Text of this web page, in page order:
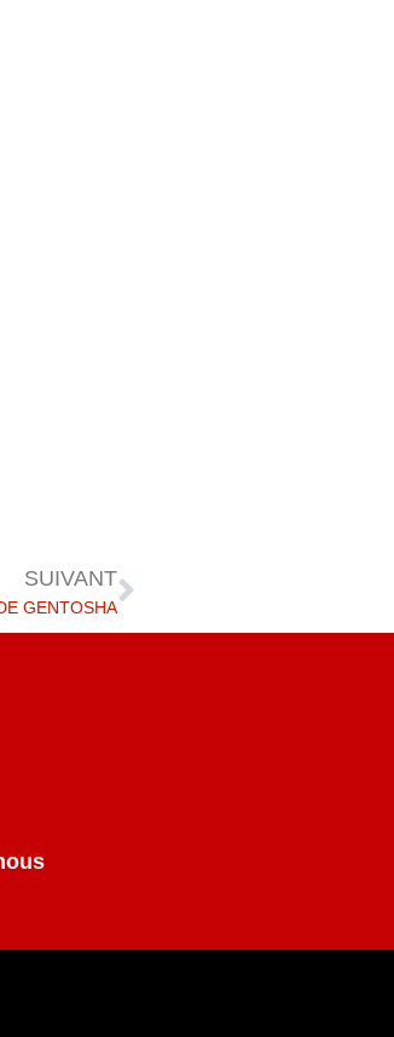
SUIVANT
GENTOSHA